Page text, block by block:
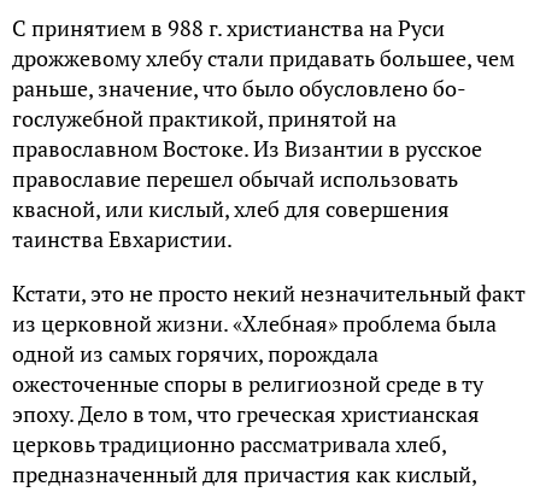
необходимость использования для этого пресного
хлеба, или как это называлось в русской
религиозной традиции, «опресноков».
Сторонники Римского папы цитировали апостола
Матфея: «берегитесь закваски фарисейской и
саддукейской».